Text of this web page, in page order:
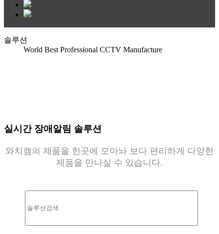
솔루션
World Best Professional CCTV Manufacture
실시간 장애알림 솔루션
와치캠의 제품을 한곳에 모아놔 보다 편리하게 다양한
제품을 만나실 수 있습니다.